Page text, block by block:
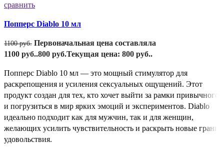
сравнить
Попперс Diablo 10 мл
1100руб. Первоначальная цена составляла
1100 руб..800 руб.Текущая цена: 800 руб..
Попперс Diablo 10 мл — это мощный стимулятор для
раскрепощения и усиления сексуальных ощущений. Этот
продукт создан для тех, кто хочет выйти за рамки привычного
и погрузиться в мир ярких эмоций и экспериментов. Diablo
идеально подходит как для мужчин, так и для женщин,
желающих усилить чувствительность и раскрыть новые грани
удовольствия.